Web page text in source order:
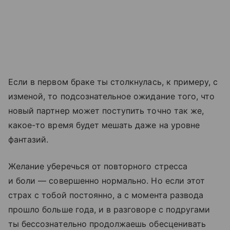
Если в первом браке ты столкнулась, к примеру, с
изменой, то подсознательное ожидание того, что
новый партнер может поступить точно так же,
какое-то время будет мешать даже на уровне
фантазий.
Желание уберечься от повторного стресса
и боли — совершенно нормально. Но если этот
страх с тобой постоянно, а с момента развода
прошло больше года, и в разговоре с подругами
ты бессознательно продолжаешь обесценивать